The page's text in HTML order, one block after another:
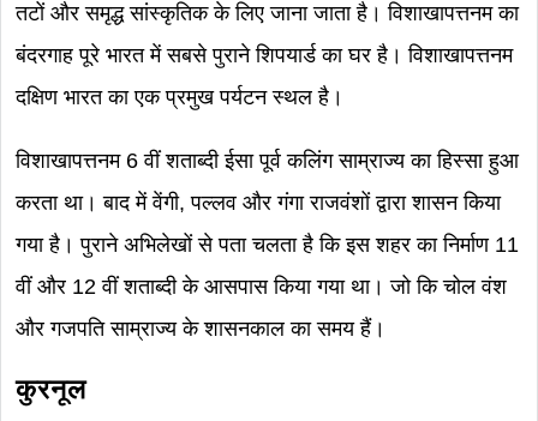
तटों और समृद्ध सांस्कृतिक के लिए जाना जाता है। विशाखापत्तनम का
बंदरगाह पूरे भारत में सबसे पुराने शिपयार्ड का घर है। विशाखापत्तनम
दक्षिण भारत का एक प्रमुख पर्यटन स्थल है।
विशाखापत्तनम 6 वीं शताब्दी ईसा पूर्व कलिंग साम्राज्य का हिस्सा हुआ
करता था। बाद में वेंगी, पल्लव और गंगा राजवंशों द्वारा शासन किया
गया है। पुराने अभिलेखों से पता चलता है कि इस शहर का निर्माण 11
वीं और 12 वीं शताब्दी के आसपास किया गया था। जो कि चोल वंश
और गजपति साम्राज्य के शासनकाल का समय हैं।
कुरनूल